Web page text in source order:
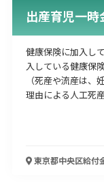
出産育児一時
健康保険に加入し
入している健康保
（死産や流産は
理由による人工死
東京都中央区給付